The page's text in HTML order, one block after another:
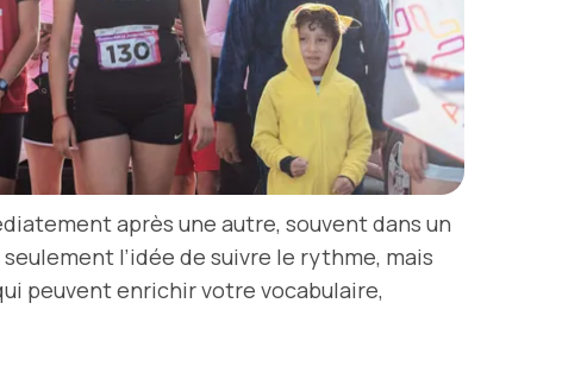
après une autre, souvent dans un
l’idée de suivre le rythme, mais
peuvent enrichir votre vocabulaire,